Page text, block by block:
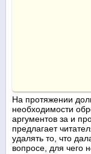
На протяжении
необходимости
аргументов за и
предлагает
удалять то, что
вопросе, для чего